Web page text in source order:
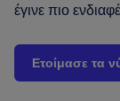
έγινε πιο
Ετοίμασε τα